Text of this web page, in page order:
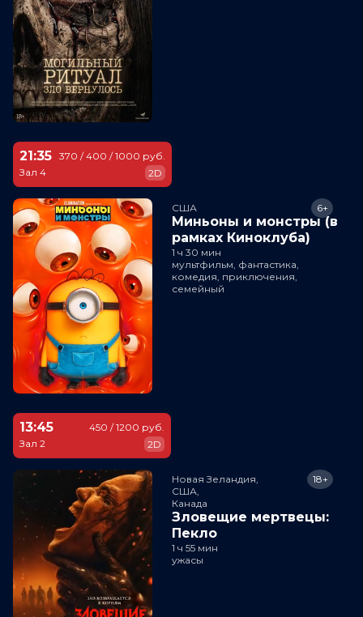
21:35
Зал 4
370 / 400 / 1000 руб.
2D
США
Миньоны и монстры (в
рамках Киноклуба)
6+
1 ч 30 мин
мультфильм, фантастика,
комедия, приключения,
семейный
13:45
Зал 2
450 / 1200 руб.
2D
Новая Зеландия,
США,
Канада
Зловещие мертвецы:
Пекло
18+
1 ч 55 мин
ужасы